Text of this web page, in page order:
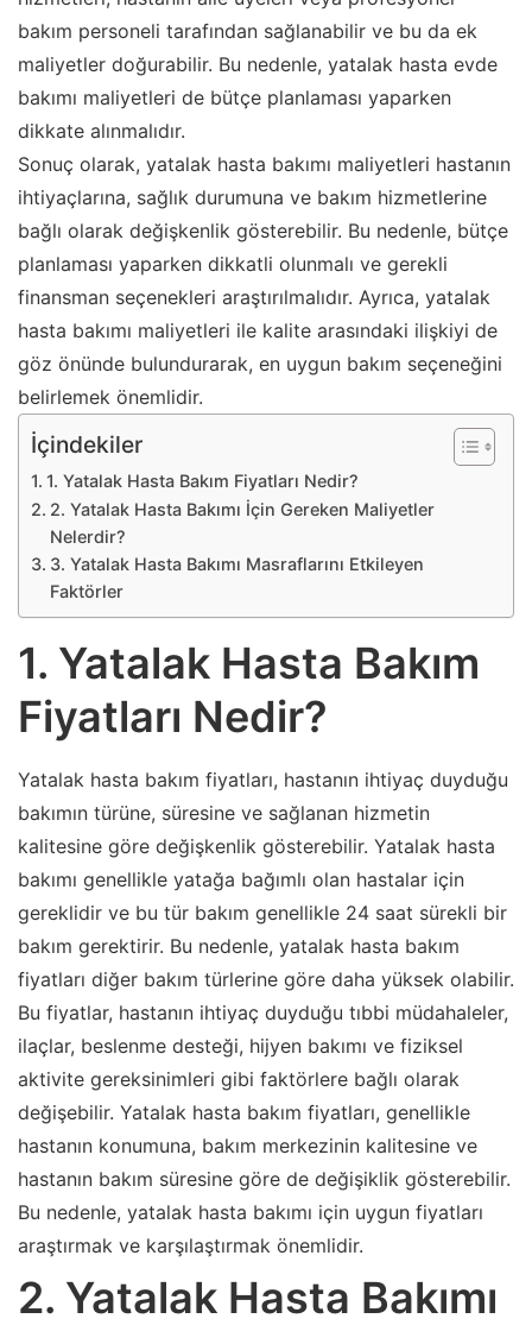
bakım personeli tarafından sağlanabilir ve bu da ek
maliyetler doğurabilir. Bu nedenle, yatalak hasta evde
bakımı maliyetleri de bütçe planlaması yaparken
dikkate alınmalıdır.
Sonuç olarak, yatalak hasta bakımı maliyetleri hastanın
ihtiyaçlarına, sağlık durumuna ve bakım hizmetlerine
bağlı olarak değişkenlik gösterebilir. Bu nedenle, bütçe
planlaması yaparken dikkatli olunmalı ve gerekli
finansman seçenekleri araştırılmalıdır. Ayrıca, yatalak
hasta bakımı maliyetleri ile kalite arasındaki ilişkiyi de
göz önünde bulundurarak, en uygun bakım seçeneğini
belirlemek önemlidir.
İçindekiler
1. Yatalak Hasta Bakım Fiyatları Nedir?
2. Yatalak Hasta Bakımı İçin Gereken Maliyetler
Nelerdir?
3. Yatalak Hasta Bakımı Masraflarını Etkileyen
Faktörler
1. Yatalak Hasta Bakım
Fiyatları Nedir?
Yatalak hasta bakım fiyatları, hastanın ihtiyaç duyduğu
bakımın türüne, süresine ve sağlanan hizmetin
kalitesine göre değişkenlik gösterebilir. Yatalak hasta
bakımı genellikle yatağa bağımlı olan hastalar için
gereklidir ve bu tür bakım genellikle 24 saat sürekli bir
bakım gerektirir. Bu nedenle, yatalak hasta bakım
fiyatları diğer bakım türlerine göre daha yüksek olabilir.
Bu fiyatlar, hastanın ihtiyaç duyduğu tıbbi müdahaleler,
ilaçlar, beslenme desteği, hijyen bakımı ve fiziksel
aktivite gereksinimleri gibi faktörlere bağlı olarak
değişebilir. Yatalak hasta bakım fiyatları, genellikle
hastanın konumuna, bakım merkezinin kalitesine ve
hastanın bakım süresine göre de değişiklik gösterebilir.
Bu nedenle, yatalak hasta bakımı için uygun fiyatları
araştırmak ve karşılaştırmak önemlidir.
2. Yatalak Hasta Bakımı